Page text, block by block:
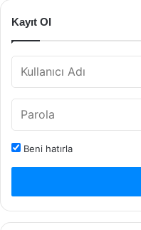
Kayıt Ol
Beni hatırla